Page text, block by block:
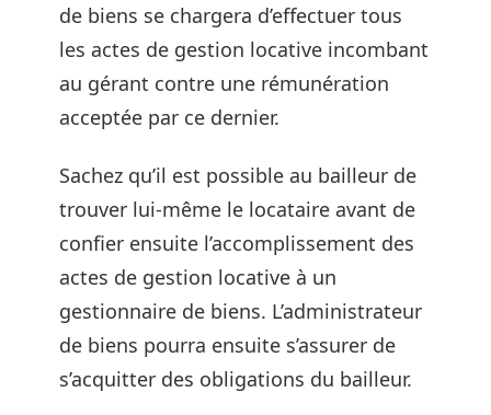
de biens se chargera d’effectuer tous
les actes de gestion locative incombant
au gérant contre une rémunération
acceptée par ce dernier.
Sachez qu’il est possible au bailleur de
trouver lui-même le locataire avant de
confier ensuite l’accomplissement des
actes de gestion locative à un
gestionnaire de biens. L’administrateur
de biens pourra ensuite s’assurer de
s’acquitter des obligations du bailleur.